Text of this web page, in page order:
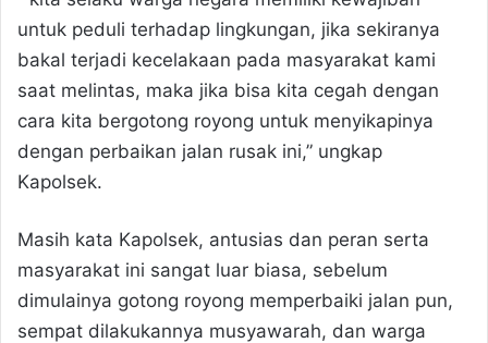
untuk peduli terhadap lingkungan, jika sekiranya
bakal terjadi kecelakaan pada masyarakat kami
saat melintas, maka jika bisa kita cegah dengan
cara kita bergotong royong untuk menyikapinya
dengan perbaikan jalan rusak ini,” ungkap
Kapolsek.
Masih kata Kapolsek, antusias dan peran serta
masyarakat ini sangat luar biasa, sebelum
dimulainya gotong royong memperbaiki jalan pun,
sempat dilakukannya musyawarah, dan warga